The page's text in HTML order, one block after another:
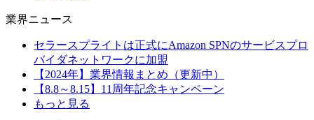
業界ニュース
セラースプライトは正式にAmazon SPNのサービスプロ
バイダネットワークに加盟
【2024年】業界情報まとめ（更新中）
【8.8～8.15】11周年記念キャンペーン
もっと見る